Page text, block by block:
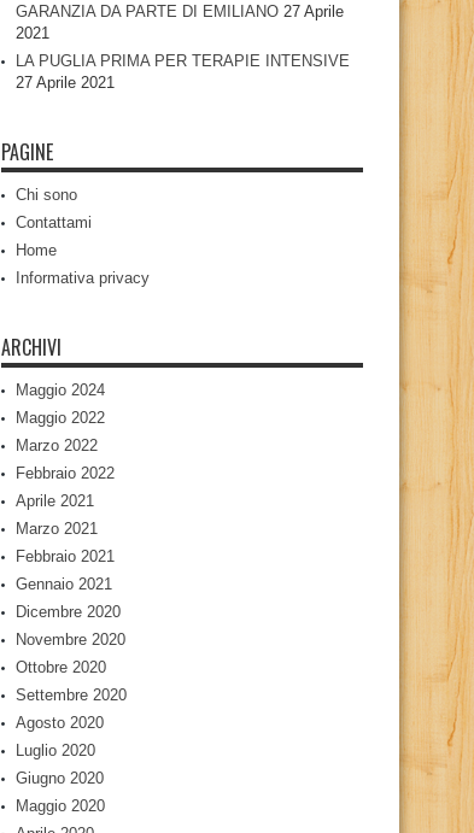
GARANZIA DA PARTE DI EMILIANO 27 Aprile
2021
LA PUGLIA PRIMA PER TERAPIE INTENSIVE
27 Aprile 2021
PAGINE
Chi sono
Contattami
Home
Informativa privacy
ARCHIVI
Maggio 2024
Maggio 2022
Marzo 2022
Febbraio 2022
Aprile 2021
Marzo 2021
Febbraio 2021
Gennaio 2021
Dicembre 2020
Novembre 2020
Ottobre 2020
Settembre 2020
Agosto 2020
Luglio 2020
Giugno 2020
Maggio 2020